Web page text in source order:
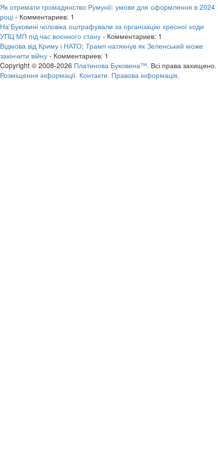
Як отримати громадянство Румунії: умови для оформлення в 2024
році - Комментариев: 1
На Буковині чоловіка оштрафували за організацію хресної ходи
УПЦ МП під час воєнного стану - Комментариев: 1
Відмова від Криму і НАТО: Трамп натякнув як Зеленський може
закінчити війну - Комментариев: 1
Copyright © 2008-2026 Платинова Буковина™. Всі права захищено.
Розміщення інформації. Контакти. Правова інформація.